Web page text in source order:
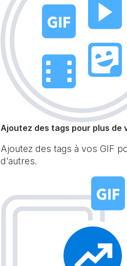
Ajoutez des tags pour plus de
Ajoutez des tags à vos GIF
d'autres.